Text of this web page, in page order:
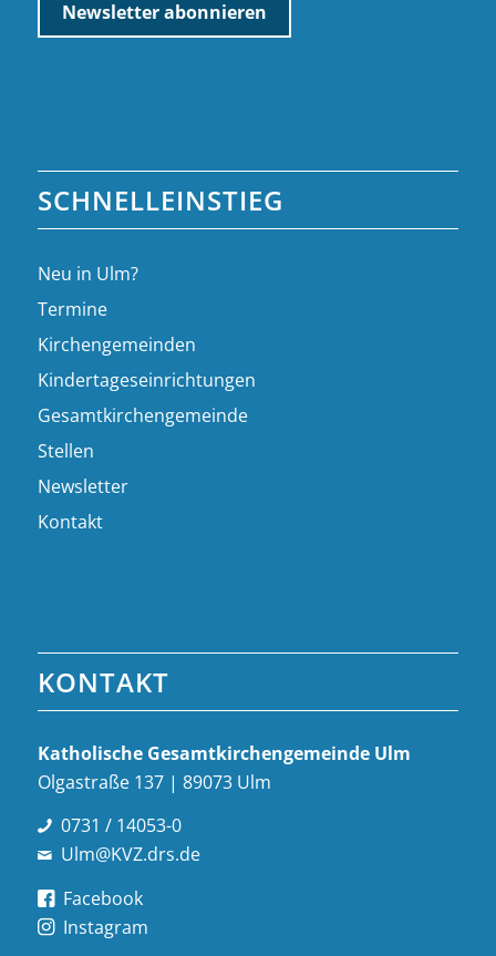
SCHNELLEINSTIEG
Neu in Ulm?
Termine
Kirchengemeinden
Kindertageseinrichtungen
Gesamtkirchengemeinde
Stellen
Newsletter
Kontakt
KONTAKT
Katholische Gesamt­kirchen­gemeinde Ulm
Olgastraße 137 | 89073 Ulm
0731 / 14053-0
Ulm@KVZ.drs.de
Facebook
Instagram